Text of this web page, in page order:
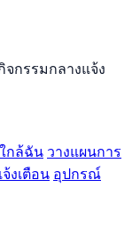
กรรมกลางแจ้ง
ใกล้ฉัน วางแผนการ
งเตือน อุปกรณ์